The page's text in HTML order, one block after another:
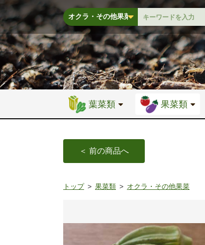
葉菜類 果菜類
＜ 前の商品へ
トップ 果菜類 オクラ・その他果菜